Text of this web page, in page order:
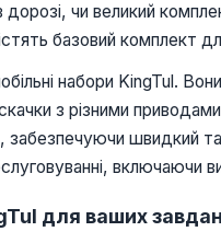
чи великий
базовий комплект
набори KingTul.
з різними
швидкий
включаючи
для ваших